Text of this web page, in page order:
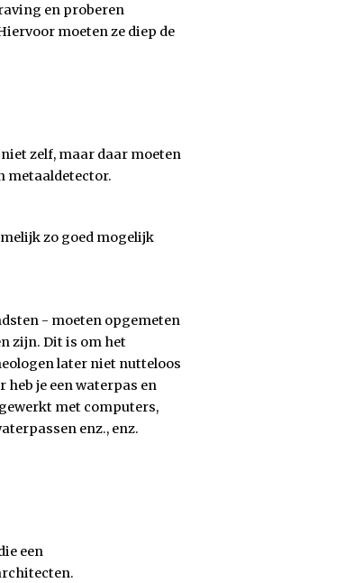
en proberen
moeten ze diep de
zelf, maar daar moeten
metaaldetector.
zo goed mogelijk
- moeten opgemeten
zijn. Dit is om het
later niet nutteloos
heb je een waterpas en
met computers,
enz., enz.
een